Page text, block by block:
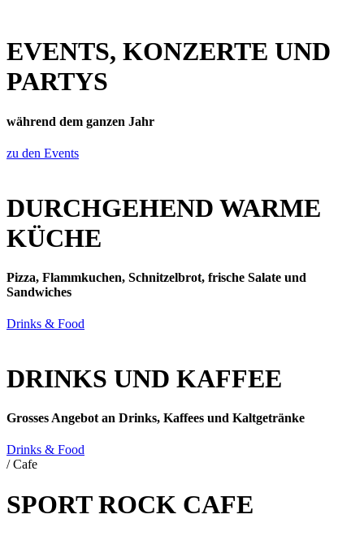
EVENTS, KONZERTE UND
PARTYS
während dem ganzen Jahr
zu den Events
DURCHGEHEND WARME
KÜCHE
Pizza, Flammkuchen, Schnitzelbrot, frische Salate und
Sandwiches
Drinks & Food
DRINKS UND KAFFEE
Grosses Angebot an Drinks, Kaffees und Kaltgetränke
Drinks & Food
/Cafe
SPORT ROCK CAFE